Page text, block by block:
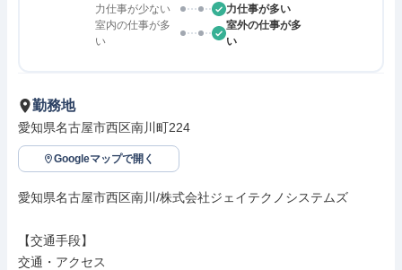
力仕事が少ない
力仕事が多い
室内の仕事が多
い
室外の仕事が多
い
勤務地
愛知県名古屋市西区南川町224
Googleマップで開く
愛知県名古屋市西区南川/株式会社ジェイテクノシステムズ
【交通手段】
交通・アクセス